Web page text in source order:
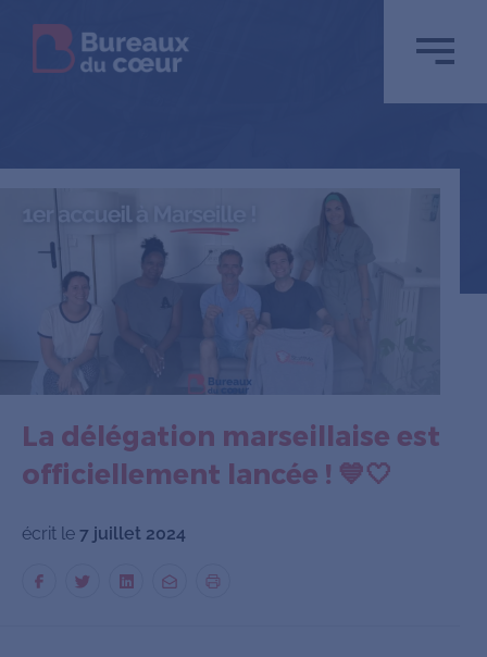
La délégation marseillaise est
officiellement lancée ! 💙🤍
écrit le 7 juillet 2024